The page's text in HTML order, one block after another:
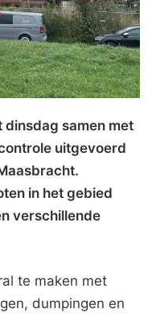
dinsdag samen met
uitgevoerd
in het gebied
verschillende
te maken met
dumpingen en